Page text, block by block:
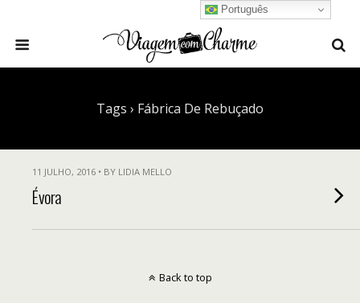
Tags › Fábrica De Rebuçado
11 JULHO, 2016 • BY LIDIA MELLO
Évora
Português
Back to top